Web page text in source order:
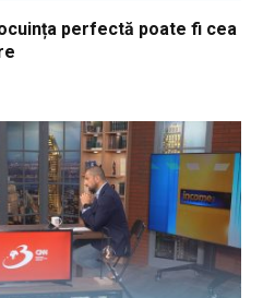
perfectă poate fi cea